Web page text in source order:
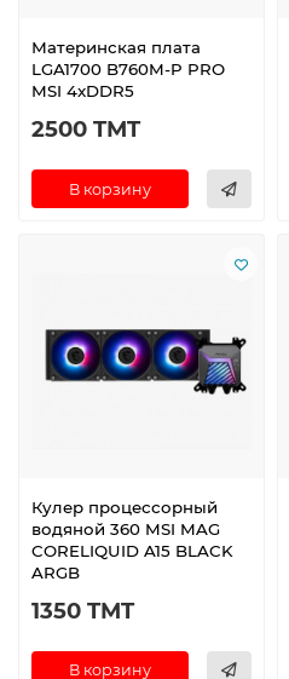
Материнская плата
LGA1700 B760M-P PRO
MSI 4xDDR5
2500 TMT
В корзину
Кулер процессорный
водяной 360 MSI MAG
CORELIQUID A15 BLACK
ARGB
1350 TMT
В корзину